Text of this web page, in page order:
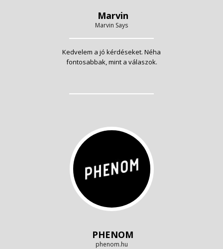
Marvin
Marvin Says
Kedvelem a jó kérdéseket. Néha
fontosabbak, mint a válaszok.
PHENOM
phenom.hu